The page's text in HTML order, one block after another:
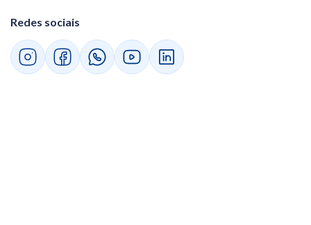
Redes sociais